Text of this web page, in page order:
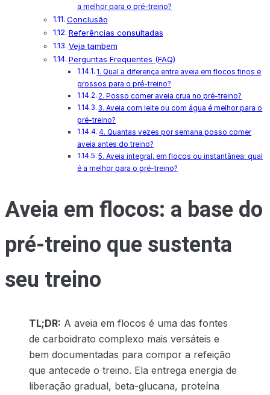
a melhor para o pré-treino?
Conclusão
Referências consultadas
Veja tambem
Perguntas Frequentes (FAQ)
1. Qual a diferença entre aveia em flocos finos e
grossos para o pré-treino?
2. Posso comer aveia crua no pré-treino?
3. Aveia com leite ou com água é melhor para o
pré-treino?
4. Quantas vezes por semana posso comer
aveia antes do treino?
5. Aveia integral, em flocos ou instantânea: qual
é a melhor para o pré-treino?
Aveia em flocos: a base do
pré-treino que sustenta
seu treino
TL;DR: A aveia em flocos é uma das fontes
de carboidrato complexo mais versáteis e
bem documentadas para compor a refeição
que antecede o treino. Ela entrega energia de
liberação gradual, beta-glucana, proteína